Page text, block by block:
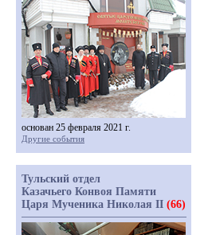
основан 25 февраля 2021 г.
Другие события
Тульский отдел
Казачьего Конвоя Памяти
Царя Мученика Николая II (66)